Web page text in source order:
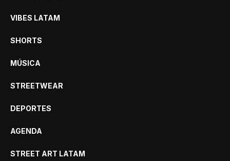
VIBES LATAM
SHORTS
MÚSICA
STREETWEAR
DEPORTES
AGENDA
STREET ART LATAM